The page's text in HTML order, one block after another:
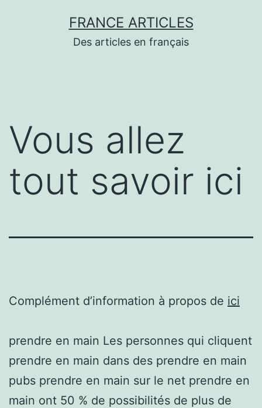
FRANCE ARTICLES
Des articles en français
Vous allez
tout savoir ici
Complément d’information à propos de ici
prendre en main Les personnes qui cliquent
prendre en main dans des prendre en main
pubs prendre en main sur le net prendre en
main ont 50 % de possibilités de plus de